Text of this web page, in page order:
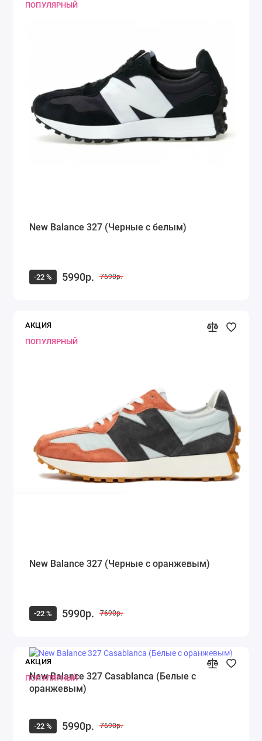
ПОПУЛЯРНЫЙ
New Balance 327 (Черные с белым)
-22 % 5990р. 7690р.
АКЦИЯ
ПОПУЛЯРНЫЙ
New Balance 327 (Черные с оранжевым)
-22 % 5990р. 7690р.
АКЦИЯ
ПОПУЛЯРНЫЙ
New Balance 327 Casablanca (Белые с
оранжевым)
-22 % 5990р. 7690р.